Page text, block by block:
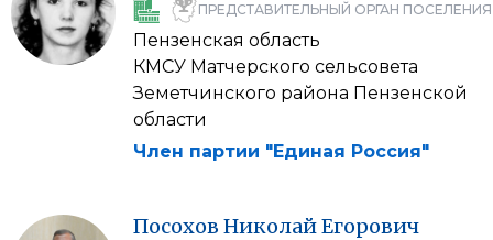
ПРЕДСТАВИТЕЛЬНЫЙ ОРГАН ПОСЕЛЕНИЯ
Пензенская область
КМСУ Матчерского сельсовета
Земетчинского района Пензенской
области
Член партии "Единая Россия"
Посохов НиколайЕгорович